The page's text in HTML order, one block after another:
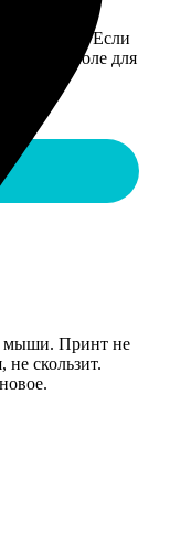
заказа. Если
поле для
мыши. Принт не
не скользит.